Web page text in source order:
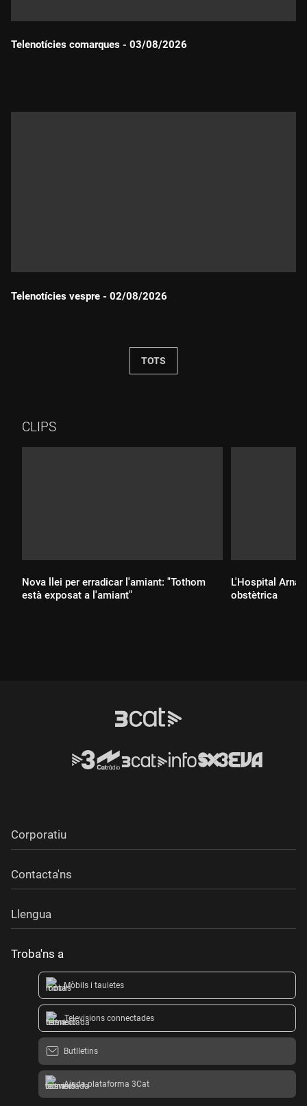
Telenotícies comarques - 03/08/2026
Telenotícies vespre - 02/08/2026
TOTS
CLIPS
Nova llei per erradicar l'amiant: "Tothom
està exposat a l'amiant"
L'Hospital
obstètrica
Corporatiu
Contacta'ns
Llengua
Troba'ns a
Mòbils i tauletes
Televisions connectades
Butlletins
Ajuda plataforma 3Cat